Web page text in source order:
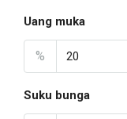
Uang muka
%
Suku bunga